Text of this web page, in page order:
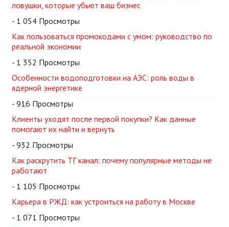
ловушки, которые убьют ваш бизнес
- 1 054 Просмотры
Как пользоваться промокодами с умом: руководство по
реальной экономии
- 1 352 Просмотры
Особенности водоподготовки на АЭС: роль воды в
ядерной энергетике
- 916 Просмотры
Клиенты уходят после первой покупки? Как данные
помогают их найти и вернуть
- 932 Просмотры
Как раскрутить ТГ канал: почему популярные методы не
работают
- 1 105 Просмотры
Карьера в РЖД: как устроиться на работу в Москве
- 1 071 Просмотры